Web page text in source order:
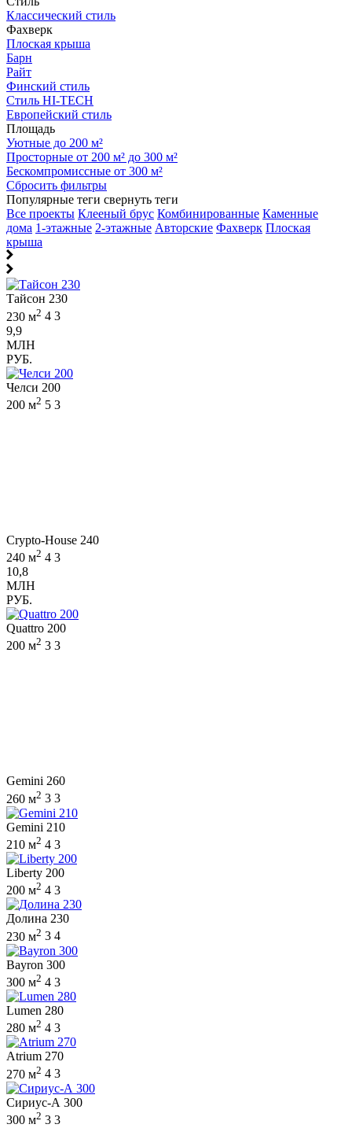
Классический стиль
Фахверк
Плоская крыша
Барн
Райт
Финский стиль
Стиль HI-TECH
Европейский стиль
Площадь
Уютные до 200 м²
Просторные от 200 м² до 300 м²
Бескомпромиссные от 300 м²
Сбросить фильтры
Популярные теги свернуть теги
Все проекты Клееный брус Комбинированные Каменные
дома 1-этажные 2-этажные Авторские Фахверк Плоская
крыша
Тайсон 230
230 м2 4 3
9,9
МЛН
РУБ.
Челси 200
200 м2 5 3
Crypto-House 240
240 м2 4 3
10,8
МЛН
РУБ.
Quattro 200
200 м2 3 3
Gemini 260
260 м2 3 3
Gemini 210
210 м2 4 3
Liberty 200
200 м2 4 3
Долина 230
230 м2 3 4
Bayron 300
300 м2 4 3
Lumen 280
280 м2 4 3
Atrium 270
270 м2 4 3
Сириус-А 300
300 м2 3 3